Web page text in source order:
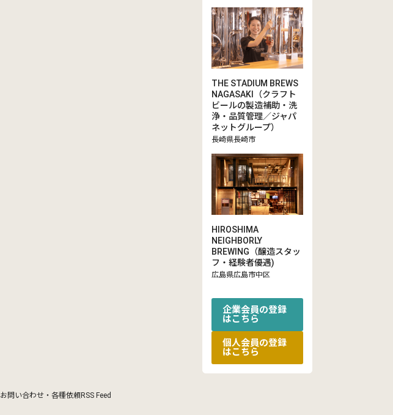
THE STADIUM BREWS
NAGASAKI（クラフト
ビールの製造補助・洗
浄・品質管理／ジャパ
ネットグループ）
長崎県長崎市
HIROSHIMA
NEIGHBORLY
BREWING（醸造スタッ
フ・経験者優遇)
広島県広島市中区
企業会員の登録
はこちら
個人会員の登録
はこちら
お問い合わせ・各種依頼RSS Feed